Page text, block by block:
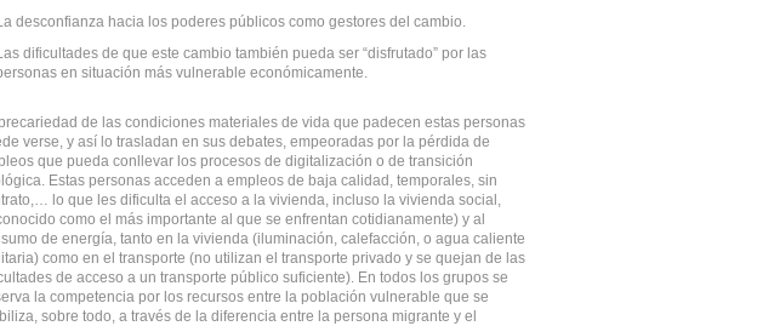
desconfianza hacia los poderes públicos como gestores del cambio.
dificultades de que este cambio también pueda ser “disfrutado” por las
en situación más vulnerable económicamente.
de las condiciones materiales de vida que padecen estas personas
verse, y así lo trasladan en sus debates, empeoradas por la pérdida de
que pueda conllevar los procesos de digitalización o de transición
Estas personas acceden a empleos de baja calidad, temporales, sin
lo que les dificulta el acceso a la vivienda, incluso la vivienda social,
como el más importante al que se enfrentan cotidianamente) y al
de energía, tanto en la vivienda (iluminación, calefacción, o agua caliente
como en el transporte (no utilizan el transporte privado y se quejan de las
de acceso a un transporte público suficiente). En todos los grupos se
la competencia por los recursos entre la población vulnerable que se
sobre todo, a través de la diferencia entre la persona migrante y el